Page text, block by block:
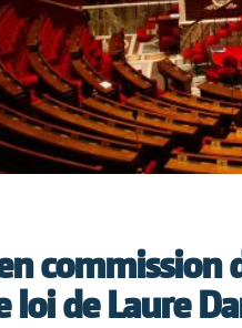
commission
de Laure